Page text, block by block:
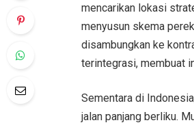
mencarikan lokasi
menyusun skema
disambungkan ke
terintegrasi, membuat
Sementara di
jalan panjang berliku.